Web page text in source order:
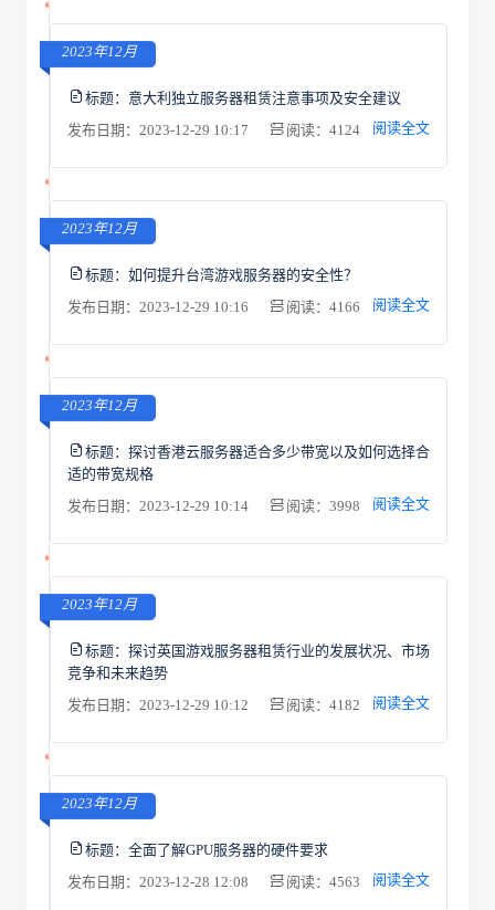
2023年12月
标题： 意大利独立服务器租赁注意事项及安全建议
发布日期：2023-12-29 10:17
阅读：4124 阅读全文
2023年12月
标题： 如何提升台湾游戏服务器的安全性？
发布日期：2023-12-29 10:16
阅读：4166 阅读全文
2023年12月
标题： 探讨香港云服务器适合多少带宽以及如何选择合
适的带宽规格
发布日期：2023-12-29 10:14
阅读：3998 阅读全文
2023年12月
标题： 探讨英国游戏服务器租赁行业的发展状况、市场
竞争和未来趋势
发布日期：2023-12-29 10:12
阅读：4182 阅读全文
2023年12月
标题： 全面了解GPU服务器的硬件要求
发布日期：2023-12-28 12:08
阅读：4563 阅读全文